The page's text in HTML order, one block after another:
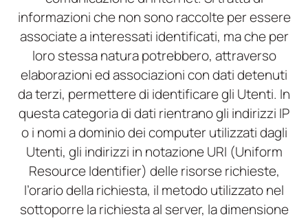
informazioni che non sono raccolte per essere
associate a interessati identificati, ma che per
loro stessa natura potrebbero, attraverso
elaborazioni ed associazioni con dati detenuti
da terzi, permettere di identificare gli Utenti. In
questa categoria di dati rientrano gli indirizzi IP
o i nomi a dominio dei computer utilizzati dagli
Utenti, gli indirizzi in notazione URI (Uniform
Resource Identifier) delle risorse richieste,
l’orario della richiesta, il metodo utilizzato nel
sottoporre la richiesta al server, la dimensione